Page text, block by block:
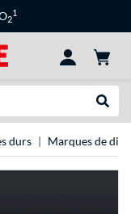
2
1
durs Marques de